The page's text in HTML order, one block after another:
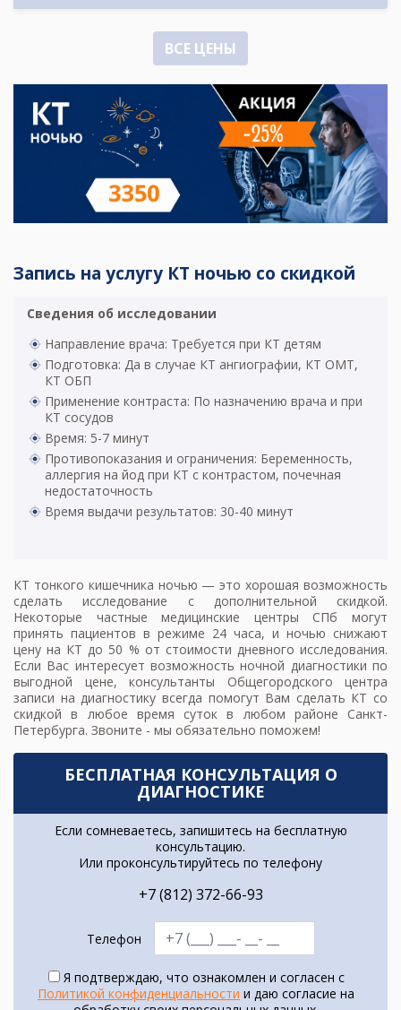
ВСЕ ЦЕНЫ
Запись на услугу КТ ночью со скидкой
Сведения об исследовании
Направление врача: Требуется при КТ детям
Подготовка: Да в случае КТ ангиографии, КТ ОМТ,
КТ ОБП
Применение контраста: По назначению врача и при
КТ сосудов
Время: 5-7 минут
Противопоказания и ограничения: Беременность,
аллергия на йод при КТ с контрастом, почечная
недостаточность
Время выдачи результатов: 30-40 минут
КТ тонкого кишечника ночью — это хорошая возможность
сделать исследование с дополнительной скидкой.
Некоторые частные медицинские центры СПб могут
принять пациентов в режиме 24 часа, и ночью снижают
цену на КТ до 50 % от стоимости дневного исследования.
Если Вас интересует возможность ночной диагностики по
выгодной цене, консультанты Общегородского центра
записи на диагностику всегда помогут Вам сделать КТ со
скидкой в любое время суток в любом районе Санкт-
Петербурга. Звоните - мы обязательно поможем!
БЕСПЛАТНАЯ КОНСУЛЬТАЦИЯ О
ДИАГНОСТИКЕ
Если сомневаетесь, запишитесь на бесплатную
консультацию.
Или проконсультируйтесь по телефону
+7 (812) 372-66-93
Телефон
Я подтверждаю, что ознакомлен и согласен с
Политикой конфиденциальности и даю согласие на